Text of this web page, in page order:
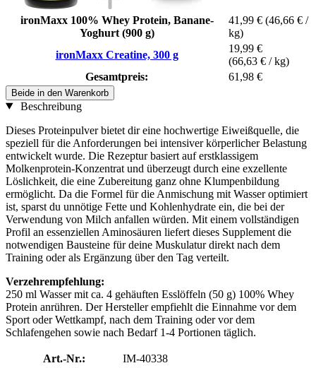
ironMaxx 100% Whey Protein, Banane-
Yoghurt (900 g)
41,99 € (46,66 € /
kg)
ironMaxx Creatine, 300 g
19,99 €
(66,63 € / kg)
Gesamtpreis:
61,98 €
Beide in den Warenkorb
Beschreibung
Dieses Proteinpulver bietet dir eine hochwertige Eiweißquelle, die
speziell für die Anforderungen bei intensiver körperlicher Belastung
entwickelt wurde. Die Rezeptur basiert auf erstklassigem
Molkenprotein-Konzentrat und überzeugt durch eine exzellente
Löslichkeit, die eine Zubereitung ganz ohne Klumpenbildung
ermöglicht. Da die Formel für die Anmischung mit Wasser optimiert
ist, sparst du unnötige Fette und Kohlenhydrate ein, die bei der
Verwendung von Milch anfallen würden. Mit einem vollständigen
Profil an essenziellen Aminosäuren liefert dieses Supplement die
notwendigen Bausteine für deine Muskulatur direkt nach dem
Training oder als Ergänzung über den Tag verteilt.
Verzehrempfehlung:
250 ml Wasser mit ca. 4 gehäuften Esslöffeln (50 g) 100% Whey
Protein anrühren. Der Hersteller empfiehlt die Einnahme vor dem
Sport oder Wettkampf, nach dem Training oder vor dem
Schlafengehen sowie nach Bedarf 1-4 Portionen täglich.
Art.-Nr.:
IM-40338